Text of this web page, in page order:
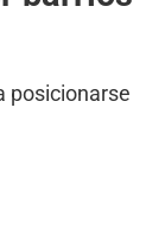
posicionarse